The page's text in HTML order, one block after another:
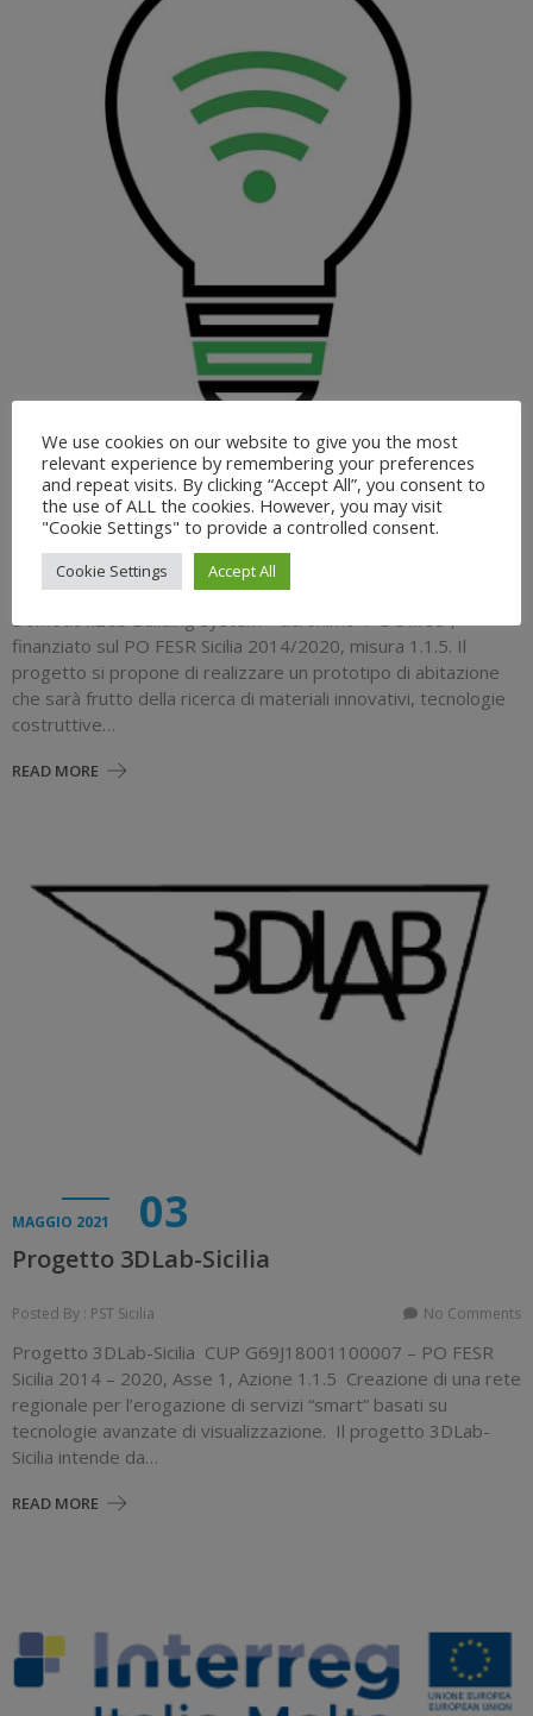
GIUGNO 2021 07
T-Domus
Posted By : PST Sicilia
Domotic nZeb Building System – acronimo T-DOMUS”,
finanziato sul PO FESR Sicilia 2014/2020, misura 1.1.5. Il
progetto si propone di realizzare un prototipo di abitazione
che sarà frutto della ricerca di materiali innovativi, tecnologie
costruttive…
READ MORE
MAGGIO 2021 03
Progetto 3DLab-Sicilia
Posted By : PST Sicilia No Comments
Progetto 3DLab-Sicilia CUP G69J18001100007 – PO FESR
Sicilia 2014 – 2020, Asse 1, Azione 1.1.5 Creazione di una rete
regionale per l’erogazione di servizi “smart” basati su
tecnologie avanzate di visualizzazione. Il progetto 3DLab-
Sicilia intende da…
READ MORE
We use cookies on our website to give you the most
relevant experience by remembering your preferences
and repeat visits. By clicking “Accept All”, you consent to
the use of ALL the cookies. However, you may visit
"Cookie Settings" to provide a controlled consent.
Cookie Settings Accept All